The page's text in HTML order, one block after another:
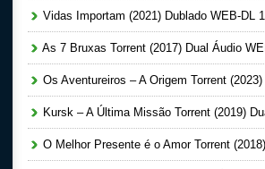
Vidas Importam (2021) Dublado WEB-DL
As 7 Bruxas Torrent (2017) Dual Áudio
Os Aventureiros – A Origem Torrent (2023)
Kursk – A Última Missão Torrent (2019) Dual
O Melhor Presente é o Amor Torrent (2018) Dual